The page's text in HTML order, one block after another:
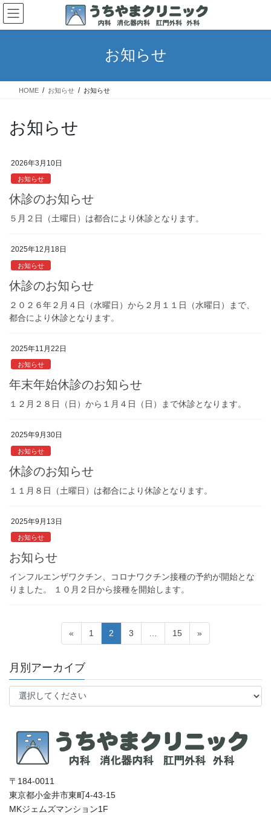
コ
ン
テ
ス
ナ
ビ
ゲ
ン
お知らせ
HOME お知らせ お知らせ
お知らせ
2026年3月10日
お知らせ
休診のお知らせ
５月２日（土曜日）は都合により休診となります。
2025年12月18日
お知らせ
休診のお知らせ
２０２６年２月４日（水曜日）から２月１１日（水曜日）まで、
都合により休診となります。
2025年11月22日
お知らせ
年末年始休診のお知らせ
１２月２８日（日）から１月４日（日）まで休診となります。
2025年9月30日
お知らせ
休診のお知らせ
１１月８日（土曜日）は都合により休診となります。
2025年9月13日
お知らせ
お知らせ
インフルエンザワクチン、コロナワクチン接種の予約が開始とな
りました。 １０月２日から接種を開始します。
の
ペ
ー
送
り
«
固
定
ジ
1
固
定
ジ
2
固
定
ジ
3 …
固
定
ジ
15 »
月別アーカイブ
〒184-0011
東京都小金井市東町4-43-15
MKジェムズマンション1F